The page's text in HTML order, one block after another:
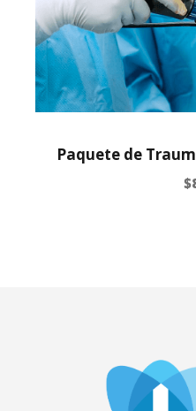
Paquete de
$